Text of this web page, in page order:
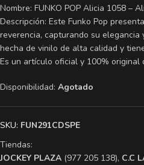
Nombre: FUNKO POP Alicia 1058 –
Descripción: Este Funko Pop
reverencia, capturando su elegancia
hecha de vinilo de alta calidad y
Es un artículo oficial y 100% original
Disponibilidad: Agotado
SKU: FUN291CDSPE
Tiendas:
​JOCKEY PLAZA (977 205 138), ​C.C